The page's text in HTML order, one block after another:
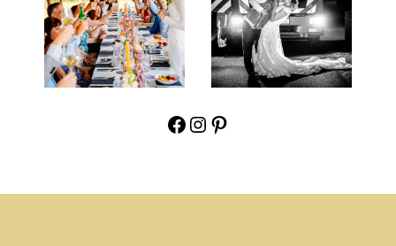
Facebook
Instagram
Pinterest